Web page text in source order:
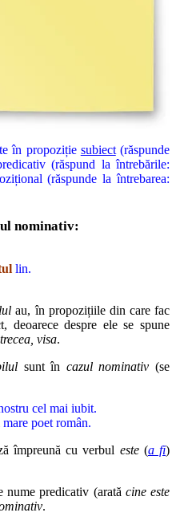
în propoziție subiect(răspunde
(răspund la întrebările:
(răspunde la întrebarea:
nominativ:
lin.
au, în propozițiile din care fac
deoarece despre ele se spune
visa.
sunt în cazul nominativ (se
cel mai iubit.
poet român.
împreună cu verbul este(a fi)
nume predicativ (arată cine este
.